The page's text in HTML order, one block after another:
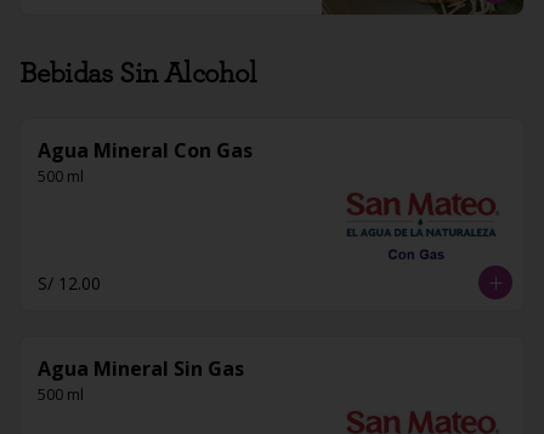
Bebidas Sin Alcohol
Agua Mineral Con Gas
500 ml
S/ 12.00
Agua Mineral Sin Gas
500 ml